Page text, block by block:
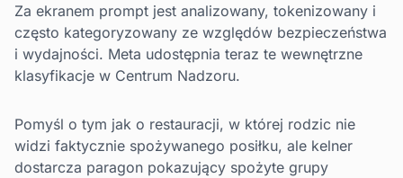
Za ekranem prompt jest analizowany, tokenizowany i
często kategoryzowany ze względów bezpieczeństwa
i wydajności. Meta udostępnia teraz te wewnętrzne
klasyfikacje w Centrum Nadzoru.
Pomyśl o tym jak o restauracji, w której rodzic nie
widzi faktycznie spożywanego posiłku, ale kelner
dostarcza paragon pokazujący spożyte grupy